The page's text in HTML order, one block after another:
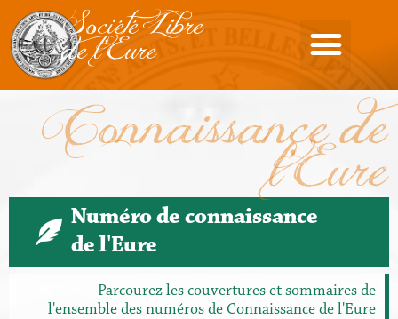
Société Libre
de l'Eure
Connaissance de
l'Eure
Numéro de connaissance
de l'Eure
Parcourez les couvertures et sommaires de
l'ensemble des numéros de Connaissance de l'Eure